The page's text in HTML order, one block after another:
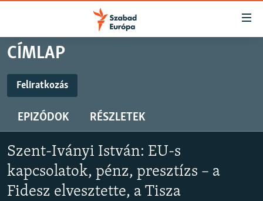
Akadálymentes
Ugrás
fő
oldalra
tartalomjegyzékre
Ugrás
keresésre
AKTUÁLIS
ELEMZŐ
NER15
SZABADON
CÍMLAP
Feliratkozás
Spotify
Feliratkozás
EPIZÓDOK RÉSZLETEK
Szent-Iványi István: EU-s
kapcsolatok, pénz, presztízs – a
Fidesz elvesztette, a Tisza
Spotify
Feliratkozás